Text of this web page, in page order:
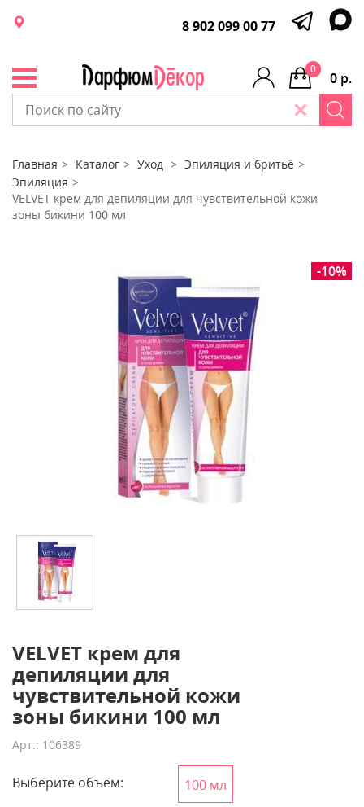
8 902 099 00 77
0 р.
0
Главная Каталог Уход
Эпиляция и бритьё
Эпиляция
VELVET крем для депиляции для чувствительной кожи
зоны бикини 100 мл
-10%
VELVET крем для
депиляции для
чувствительной кожи
зоны бикини 100 мл
Арт.: 106389
Выберите объем: 100 мл